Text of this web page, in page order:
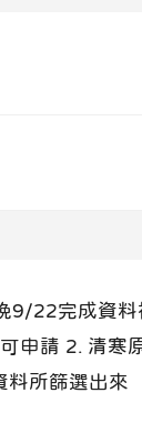
22完成資
可申請 2.
料所篩選出